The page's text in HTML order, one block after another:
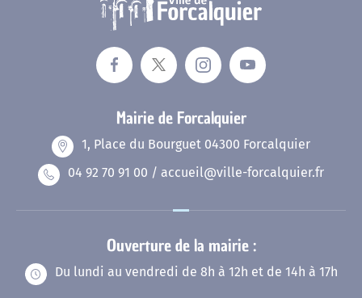
Mairie de Forcalquier
1, Place du Bourguet 04300 Forcalquier
04 92 70 91 00 / accueil@ville-forcalquier.fr
Ouverture de la mairie :
Du lundi au vendredi de 8h à 12h et de 14h à 17h